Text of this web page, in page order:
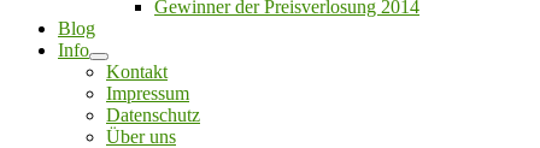
Gewinner der Preisverlosung 2014
Blog
Info
Kontakt
Impressum
Datenschutz
Über uns